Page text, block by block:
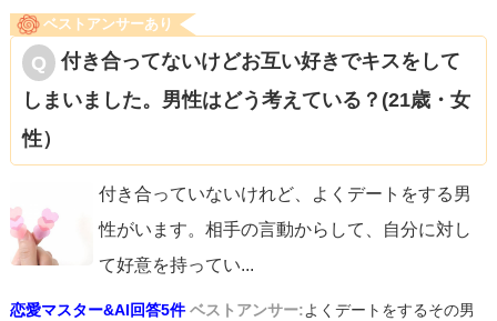
ベストアンサーあり
付き合ってないけどお互い好きでキスをして
しまいました。男性はどう考えている？(21歳・女
性）
付き合っていないけれど、よくデートをする男
性がいます。相手の言動からして、自分に対し
て好意を持ってい...
恋愛マスター&AI回答5件 ベストアンサー:よくデートをするその男